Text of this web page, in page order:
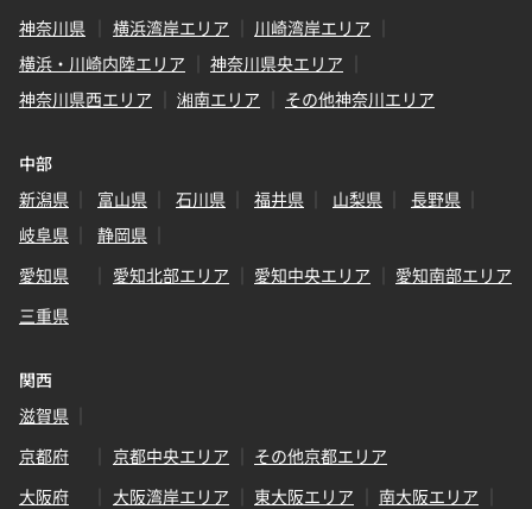
神奈川県
横浜湾岸エリア
川崎湾岸エリア
横浜・川崎内陸エリア
神奈川県央エリア
神奈川県西エリア
湘南エリア その他神奈川エリア
中部
新潟県
富山県 石川県 福井県 山梨県
長野県
岐阜県
静岡県
愛知県
愛知北部エリア 愛知中央エリア
愛知南部エリア
三重県
関西
滋賀県
京都府
京都中央エリア
その他京都エリア
大阪府
大阪湾岸エリア 東大阪エリア
南大阪エリア